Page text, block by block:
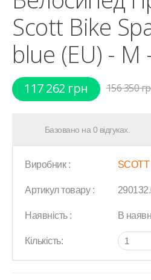
Scott Bike
blue (EU) - M
117 262 грн 156 350
Базовано на 0 відгуках.
Виробник : SCOTT
Артикул товару :
Наявність : В
Кількість: